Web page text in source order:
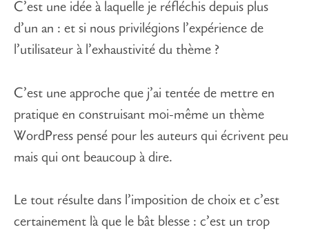
C’est une idée à laquelle je réfléchis depuis plus
d’un an : et si nous privilégions l’expérience de
l’utilisateur à l’exhaustivité du thème ?
C’est une approche que j’ai tentée de mettre en
pratique en construisant moi-même un thème
WordPress pensé pour les auteurs qui écrivent peu
mais qui ont beaucoup à dire.
Le tout résulte dans l’imposition de choix et c’est
certainement là que le bât blesse : c’est un trop